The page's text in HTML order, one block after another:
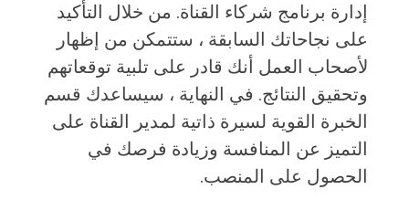
إدارة برنامج شركاء القناة. من خلال التأكيد
على نجاحاتك السابقة ، ستتمكن من إظهار
لأصحاب العمل أنك قادر على تلبية توقعاتهم
وتحقيق النتائج. في النهاية ، سيساعدك قسم
الخبرة القوية لسيرة ذاتية لمدير القناة على
التميز عن المنافسة وزيادة فرصك في
الحصول على المنصب.